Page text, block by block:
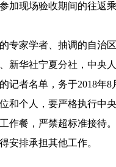
加现场验收期间的往返
专家学者、抽调的自治
新华社宁夏分社，中央
记者名单，务于2018年8
和个人，要严格执行
作餐，严禁超标准接待
安排承担其他工作。